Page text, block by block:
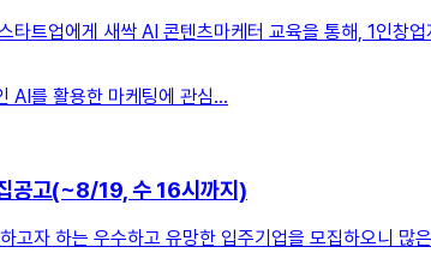
타트업에게 새싹 AI 콘텐츠마케터 교육을 통해, 1인
AI를 활용한 마케팅에 관심...
공고(~8/19, 수 16시까지)
고자 하는 우수하고 유망한 입주기업을 모집하오니 많